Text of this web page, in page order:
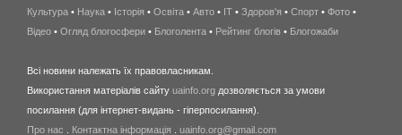
интернет
киев
wimax
в
Культура • Наука • Історія • Освіта • Авто • IT • Здоров'я • Спорт • Фото •
Відео • Огляд блогосфери • Блоголента • Рейтинг блогів • Блогожаби
Всі новини належать їх правовласникам.
Використання матеріалів сайту uainfo.org дозволяється за умови
посилання (для інтернет-видань - гіперпосилання).
Про нас
Контактна інформація uainfo.org@gmail.com